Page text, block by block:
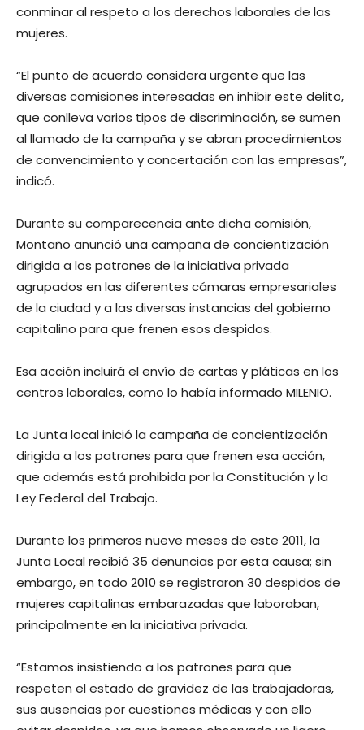
conminar al respeto a los derechos laborales de las
mujeres.
“El punto de acuerdo considera urgente que las
diversas comisiones interesadas en inhibir este delito,
que conlleva varios tipos de discriminación, se sumen
al llamado de la campaña y se abran procedimientos
de convencimiento y concertación con las empresas”,
indicó.
Durante su comparecencia ante dicha comisión,
Montaño anunció una campaña de concientización
dirigida a los patrones de la iniciativa privada
agrupados en las diferentes cámaras empresariales
de la ciudad y a las diversas instancias del gobierno
capitalino para que frenen esos despidos.
Esa acción incluirá el envío de cartas y pláticas en los
centros laborales, como lo había informado MILENIO.
La Junta local inició la campaña de concientización
dirigida a los patrones para que frenen esa acción,
que además está prohibida por la Constitución y la
Ley Federal del Trabajo.
Durante los primeros nueve meses de este 2011, la
Junta Local recibió 35 denuncias por esta causa; sin
embargo, en todo 2010 se registraron 30 despidos de
mujeres capitalinas embarazadas que laboraban,
principalmente en la iniciativa privada.
“Estamos insistiendo a los patrones para que
respeten el estado de gravidez de las trabajadoras,
sus ausencias por cuestiones médicas y con ello